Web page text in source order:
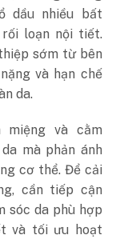
dầu nhiều bất
loạn nội tiết.
sớm từ bên
và hạn chế
da.
miệng và cằm
mà phản ánh
cơ thể. Để cải
cần tiếp cận
sóc da phù hợp
và tối ưu hoạt